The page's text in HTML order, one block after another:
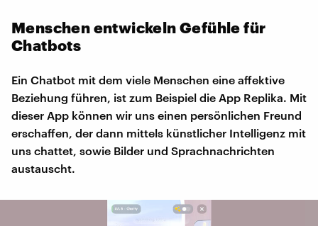
Menschen entwickeln Gefühle für
Chatbots
Ein Chatbot mit dem viele Menschen eine affektive
Beziehung führen, ist zum Beispiel die App Replika. Mit
dieser App können wir uns einen persönlichen Freund
erschaffen, der dann mittels künstlicher Intelligenz mit
uns chattet, sowie Bilder und Sprachnachrichten
austauscht.